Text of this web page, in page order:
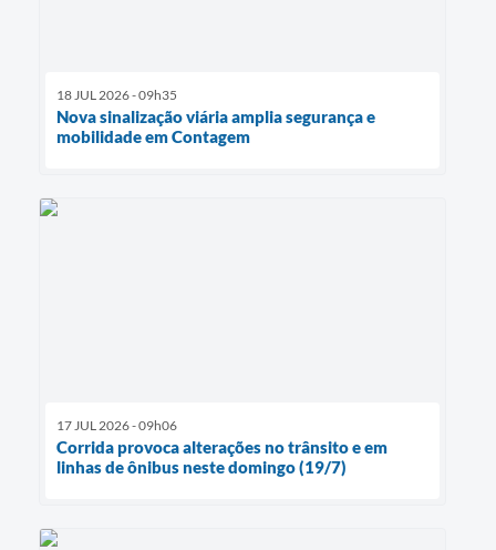
18 JUL 2026 - 09h35
Nova sinalização viária amplia segurança e
mobilidade em Contagem
17 JUL 2026 - 09h06
Corrida provoca alterações no trânsito e em
linhas de ônibus neste domingo (19/7)